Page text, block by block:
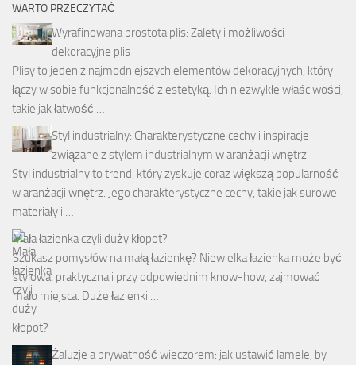
WARTO PRZECZYTAĆ
Wyrafinowana prostota plis: Zalety i możliwości
dekoracyjne plis
Plisy to jeden z najmodniejszych elementów dekoracyjnych, który
łączy w sobie funkcjonalność z estetyką. Ich niezwykłe właściwości,
takie jak łatwość …
Styl industrialny: Charakterystyczne cechy i inspiracje
związane z stylem industrialnym w aranżacji wnętrz
Styl industrialny to trend, który zyskuje coraz większą popularność
w aranżacji wnętrz. Jego charakterystyczne cechy, takie jak surowe
materiały i …
Mała łazienka czyli duży kłopot?
Szukasz pomysłów na małą łazienkę? Niewielka łazienka może być
stylowa, praktyczna i przy odpowiednim know-how, zajmować
mało miejsca. Duże łazienki …
Żaluzje a prywatność wieczorem: jak ustawić lamele, by